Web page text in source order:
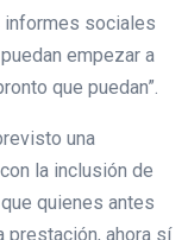
informes sociales
empezar a
que puedan”.
una
la inclusión de
quienes antes
prestación, ahora sí